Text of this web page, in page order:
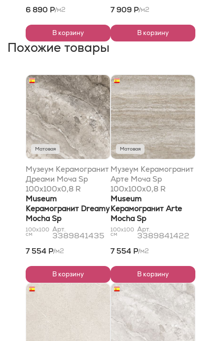
6 890 Р/м2
В корзину
7 909 Р/м2
В корзину
Похожие товары
Матовая
Музеум Керамогранит
Дреами Моча Sp
100x100x0,8 R
рельефный
Museum
Керамогранит Dreamy
Mocha Sp
100x100x0,8 R Shaped
100x100
см
Арт.
3389841435
7 554 Р/м2
В корзину
Матовая
Музеум Керамогранит
Арте Моча Sp
100x100x0,8 R
рельефный
Museum
Керамогранит Arte
Mocha Sp
100x100x0,8 R Shaped
100x100
см
Арт.
3389841422
7 554 Р/м2
В корзину